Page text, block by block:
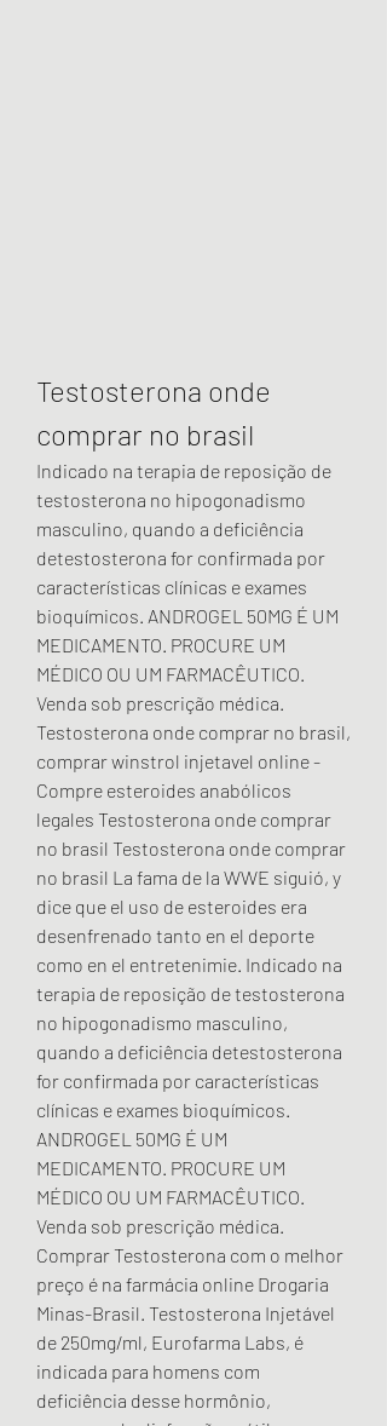
Testosterona onde
comprar no brasil
Indicado na terapia de reposição de
testosterona no hipogonadismo
masculino, quando a deficiência
detestosterona for confirmada por
características clínicas e exames
bioquímicos. ANDROGEL 50MG É UM
MEDICAMENTO. PROCURE UM
MÉDICO OU UM FARMACÊUTICO.
Venda sob prescrição médica.
Testosterona onde comprar no brasil,
comprar winstrol injetavel online -
Compre esteroides anabólicos
legales Testosterona onde comprar
no brasil Testosterona onde comprar
no brasil La fama de la WWE siguió, y
dice que el uso de esteroides era
desenfrenado tanto en el deporte
como en el entretenimie. Indicado na
terapia de reposição de testosterona
no hipogonadismo masculino,
quando a deficiência detestosterona
for confirmada por características
clínicas e exames bioquímicos.
ANDROGEL 50MG É UM
MEDICAMENTO. PROCURE UM
MÉDICO OU UM FARMACÊUTICO.
Venda sob prescrição médica.
Comprar Testosterona com o melhor
preço é na farmácia online Drogaria
Minas-Brasil. Testosterona Injetável
de 250mg/ml, Eurofarma Labs, é
indicada para homens com
deficiência desse hormônio,